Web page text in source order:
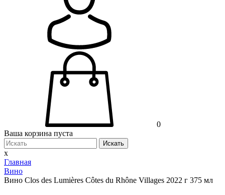
0
Ваша корзина пуста
Искать
x
Главная
Вино
Вино Clos des Lumières Côtes du Rhône Villages 2022 г 375 мл